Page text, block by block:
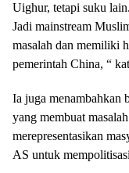
Uighur, tetapi suku
Jadi mainstream
masalah dan memiliki
pemerintah China, “
Ia juga menambahkan
yang membuat
merepresentasikan
AS untuk